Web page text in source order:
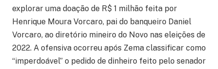
explorar uma doação de R$ 1 milhão feita por
Henrique Moura Vorcaro, pai do banqueiro Daniel
Vorcaro, ao diretório mineiro do Novo nas eleições de
2022. A ofensiva ocorreu após Zema classificar como
“imperdoável” o pedido de dinheiro feito pelo senador